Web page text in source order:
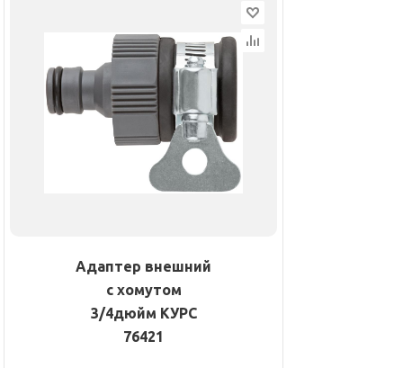
Адаптер внешний
с хомутом
3/4дюйм КУРС
76421